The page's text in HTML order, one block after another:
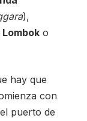
),
Lombok o
hay que
con
puerto de